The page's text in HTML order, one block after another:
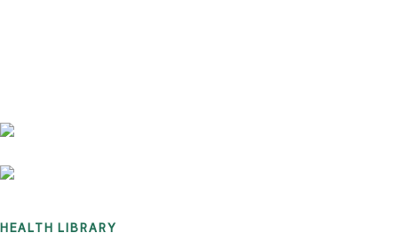
HEALTH LIBRARY